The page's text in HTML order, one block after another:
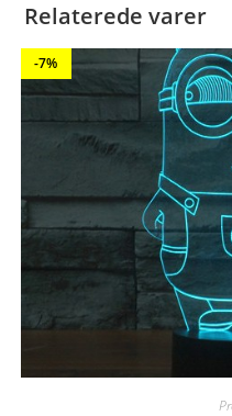
Relaterede varer
-7%